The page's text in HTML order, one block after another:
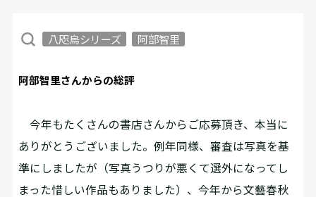
八咫烏シリーズ 阿部智里
阿部智里さんからの総評
今年もたくさんの書店さんからご応募頂き、本当に
ありがとうございました。例年同様、審査は写真を基
準にしましたが（写真うつりが悪くて選外になってし
まった惜しい作品もありました）、今年から文藝春秋